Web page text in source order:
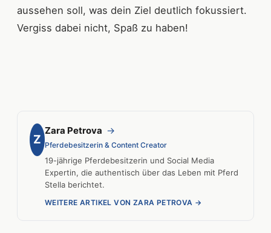
aussehen soll, was dein Ziel deutlich fokussiert.
Vergiss dabei nicht, Spaß zu haben!
Z
Zara Petrova →
Pferdebesitzerin & Content Creator
19-jährige Pferdebesitzerin und Social Media
Expertin, die authentisch über das Leben mit Pferd
Stella berichtet.
WEITERE ARTIKEL VON ZARA PETROVA →